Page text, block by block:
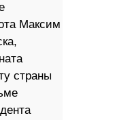
Максим
страны